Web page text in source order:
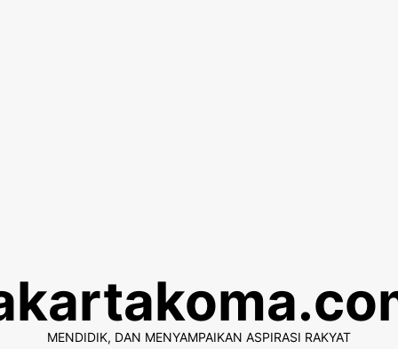
content
MENDIDIK, DAN MENYAMPAIKAN ASPIRASI RAKYAT